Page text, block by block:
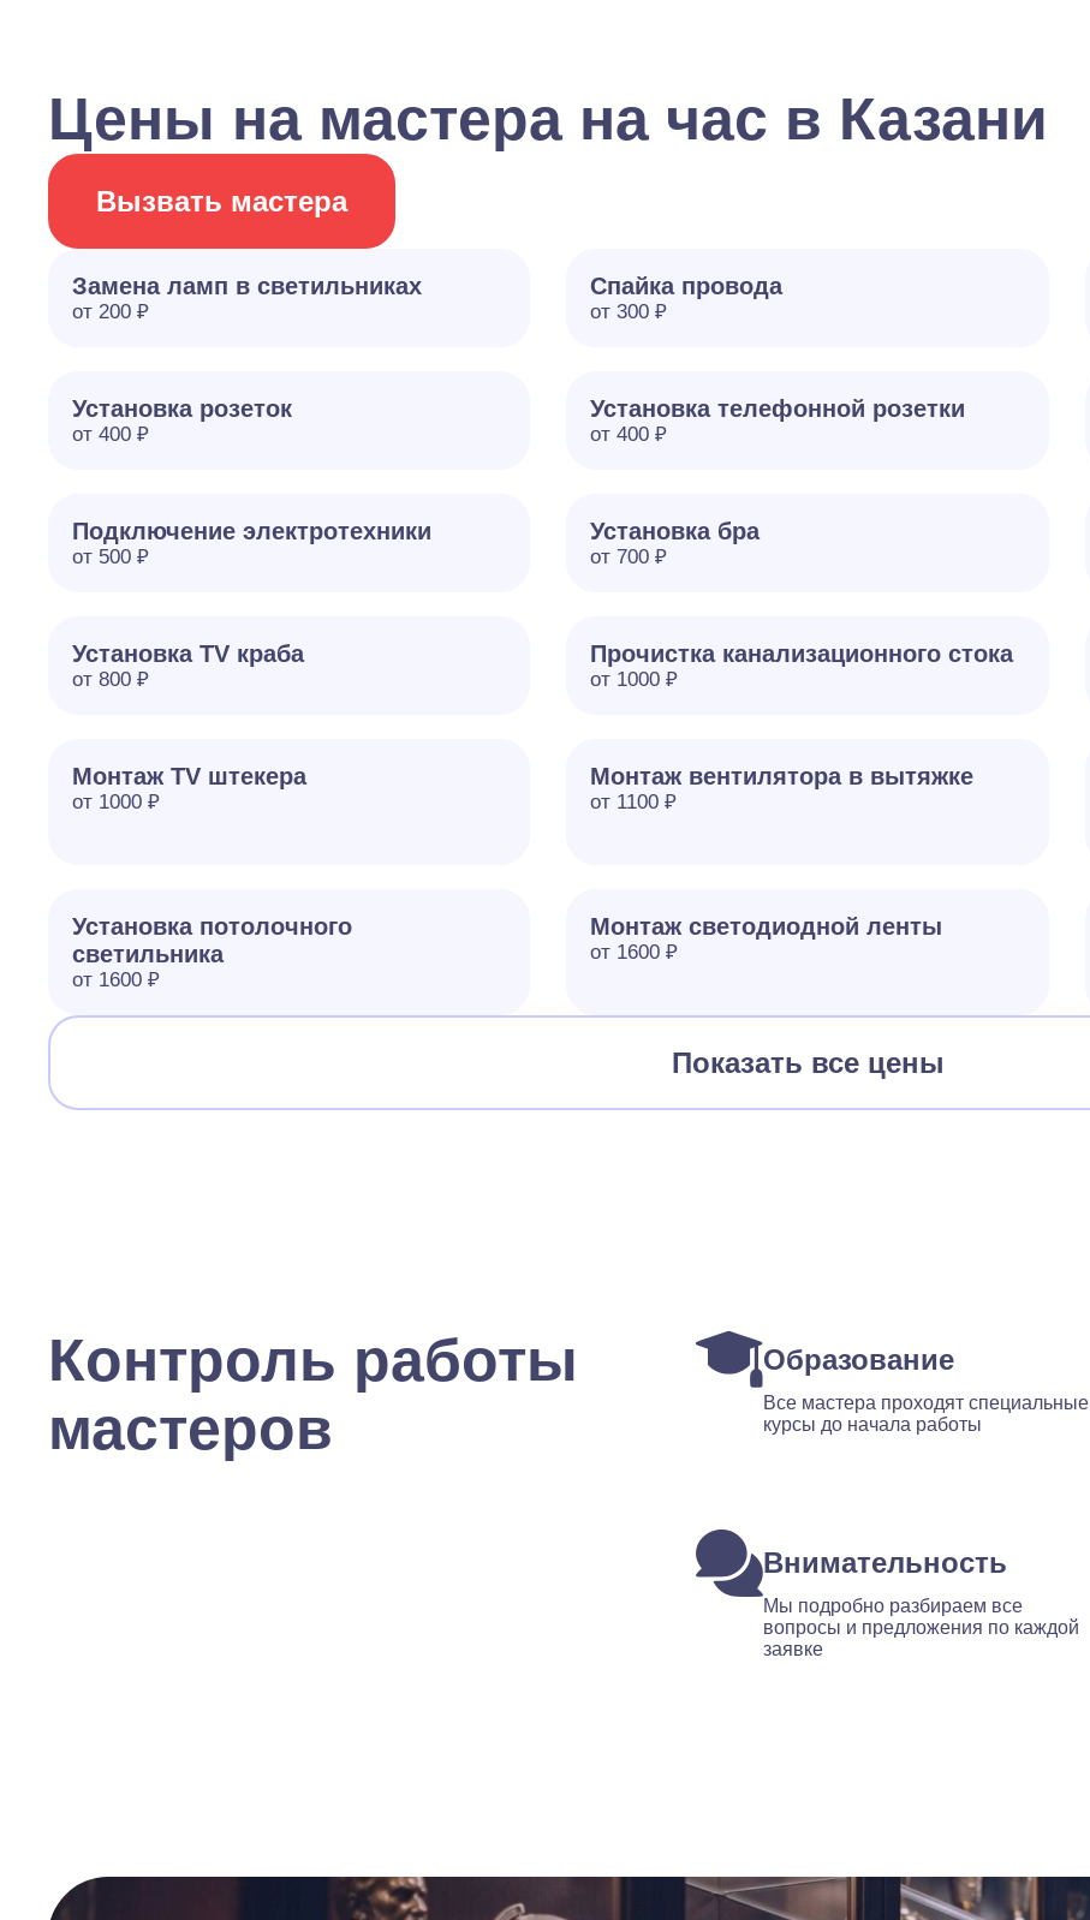
Цены на мастера на час в Казани
Вызвать мастера
Замена ламп в светильниках
от 200 ₽
Спайка провода
от 300 ₽
Установка розеток
от 400 ₽
Установка телефонной розетки
от 400 ₽
Подключение электротехники
от 500 ₽
Установка бра
от 700 ₽
Установка TV краба
от 800 ₽
Прочистка канализационного стока
от 1000 ₽
Монтаж TV штекера
от 1000 ₽
Монтаж вентилятора в вытяжке
от 1100 ₽
Установка потолочного
светильника
от 1600 ₽
Монтаж светодиодной ленты
от 1600 ₽
Показать все цены
Контроль работы
мастеров
Образование
Все мастера проходят специальные
курсы до начала работы
Внимательность
Мы подробно разбираем все
вопросы и предложения по каждой
заявке